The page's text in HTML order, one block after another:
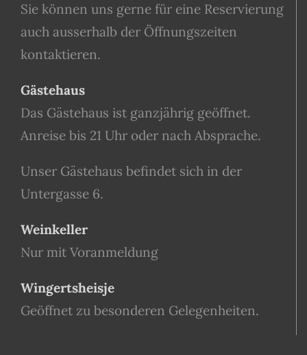
Sie können uns gerne für eine Reservierung
auch ausserhalb der Öffnungszeiten
kontaktieren.
Gästehaus
Das Gästehaus ist ganzjährig geöffnet.
Anreise bis 21 Uhr oder nach Absprache.
Unser Gästehaus befindet sich in der
Untergasse 6.
Weinkeller
Nur mit Voranmeldung
Wingertsheisje
Geöffnet zu besonderen Gelegenheiten.